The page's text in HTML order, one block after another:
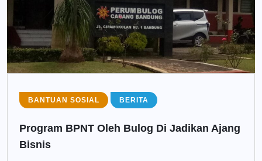
BANTUAN SOSIAL BERITA
Program BPNT Oleh Bulog Di Jadikan Ajang
Bisnis